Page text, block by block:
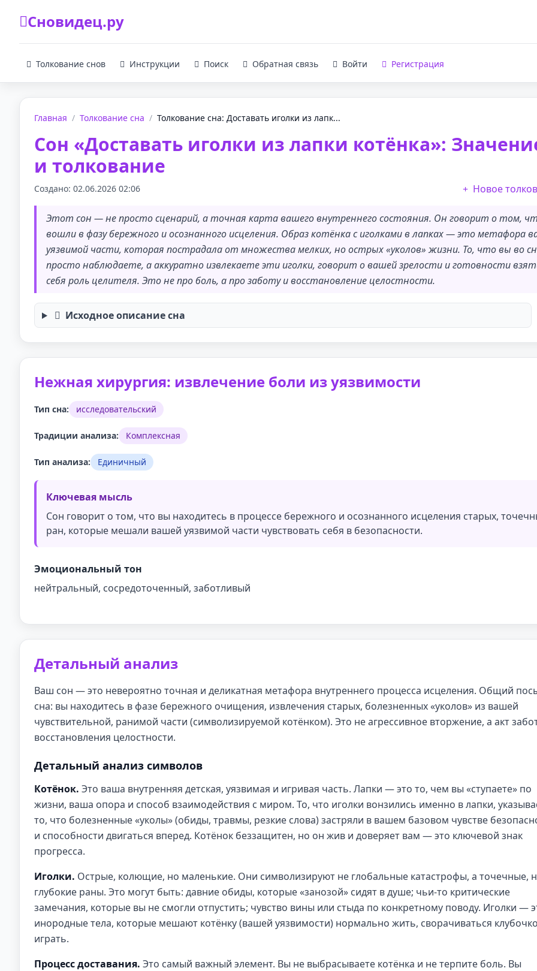
Сновидец.ру
Толкование снов Инструкции Поиск Обратная связь Войти Регистрация
Главная / Толкование сна / Толкование сна: Доставать иголки из лапк...
Сон «Доставать иголки из лапки котёнка»:
и толкование
Создано: 02.06.2026 02:06 Новое
Этот сон — не просто сценарий, а точная карта вашего внутреннего состояния. Он говорит о том,
вошли в фазу бережного и осознанного исцеления. Образ котёнка с иголками в лапках — это метафора
уязвимой части, которая пострадала от множества мелких, но острых «уколов» жизни. То, что вы во
просто наблюдаете, а аккуратно извлекаете эти иголки, говорит о вашей зрелости и готовности
себя роль целителя. Это не про боль, а про заботу и восстановление целостности.
Исходное описание сна
Нежная хирургия: извлечение боли из уязвимости
Тип сна: исследовательский
Традиции анализа: Комплексная
Тип анализа: Единичный
Ключевая мысль
Сон говорит о том, что вы находитесь в процессе бережного и осознанного исцеления старых,
ран, которые мешали вашей уязвимой части чувствовать себя в безопасности.
Эмоциональный тон
нейтральный, сосредоточенный, заботливый
Детальный анализ
Ваш сон — это невероятно точная и деликатная метафора внутреннего процесса исцеления. Общий
сна: вы находитесь в фазе бережного очищения, извлечения старых, болезненных «уколов» из вашей
чувствительной, ранимой части (символизируемой котёнком). Это не агрессивное вторжение, а акт
восстановления целостности.
Детальный анализ символов
Котёнок. Это ваша внутренняя детская, уязвимая и игривая часть. Лапки — это то, чем вы «ступаете» по
жизни, ваша опора и способ взаимодействия с миром. То, что иголки вонзились именно в лапки,
то, что болезненные «уколы» (обиды, травмы, резкие слова) застряли в вашем базовом чувстве
и способности двигаться вперед. Котёнок беззащитен, но он жив и доверяет вам — это ключевой знак
прогресса.
Иголки. Острые, колющие, но маленькие. Они символизируют не глобальные катастрофы, а точечные,
глубокие раны. Это могут быть: давние обиды, которые «занозой» сидят в душе; чьи-то критические
замечания, которые вы не смогли отпустить; чувство вины или стыда по конкретному поводу. Иголки —
инородные тела, которые мешают котёнку (вашей уязвимости) нормально жить, сворачиваться
играть.
Процесс доставания. Это самый важный элемент. Вы не выбрасываете котёнка и не терпите боль. Вы